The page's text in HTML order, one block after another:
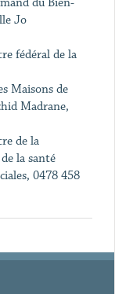
Jo
fédéral de la
Maisons de
Madrane,
de la
la santé
0478 458